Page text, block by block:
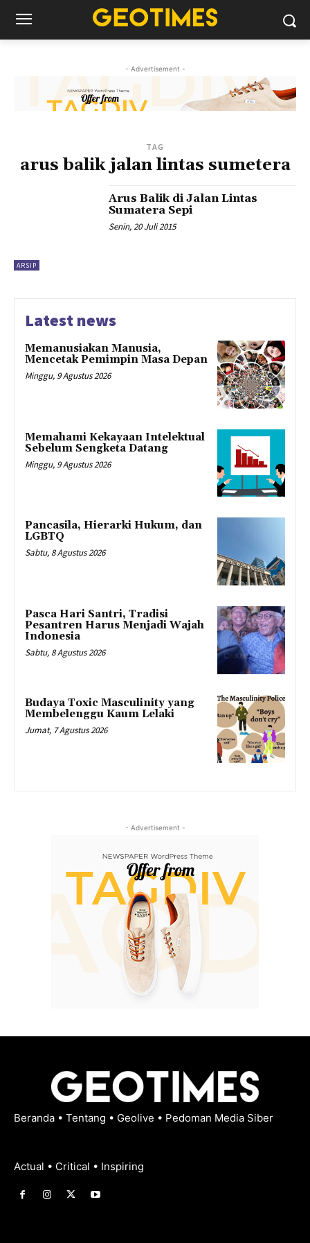
- Advertisement -
TAG
arus balik jalan lintas sumetera
ARSIP
Arus Balik di Jalan Lintas
Sumatera Sepi
Senin, 20 Juli 2015
Latest news
Memanusiakan Manusia,
Mencetak Pemimpin Masa Depan
Minggu, 9 Agustus 2026
Memahami Kekayaan Intelektual
Sebelum Sengketa Datang
Minggu, 9 Agustus 2026
Pancasila, Hierarki Hukum, dan
LGBTQ
Sabtu, 8 Agustus 2026
Pasca Hari Santri, Tradisi
Pesantren Harus Menjadi Wajah
Indonesia
Sabtu, 8 Agustus 2026
Budaya Toxic Masculinity yang
Membelenggu Kaum Lelaki
Jumat, 7 Agustus 2026
- Advertisement -
Beranda • Tentang • Geolive • Pedoman Media Siber
Actual • Critical • Inspiring